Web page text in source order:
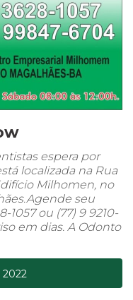
espera por
localizada na Rua
Milhomen, no
seu
1057 ou (77) 9 9210-
em dias. A Odonto